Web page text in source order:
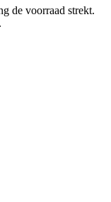
de voorraad strekt.